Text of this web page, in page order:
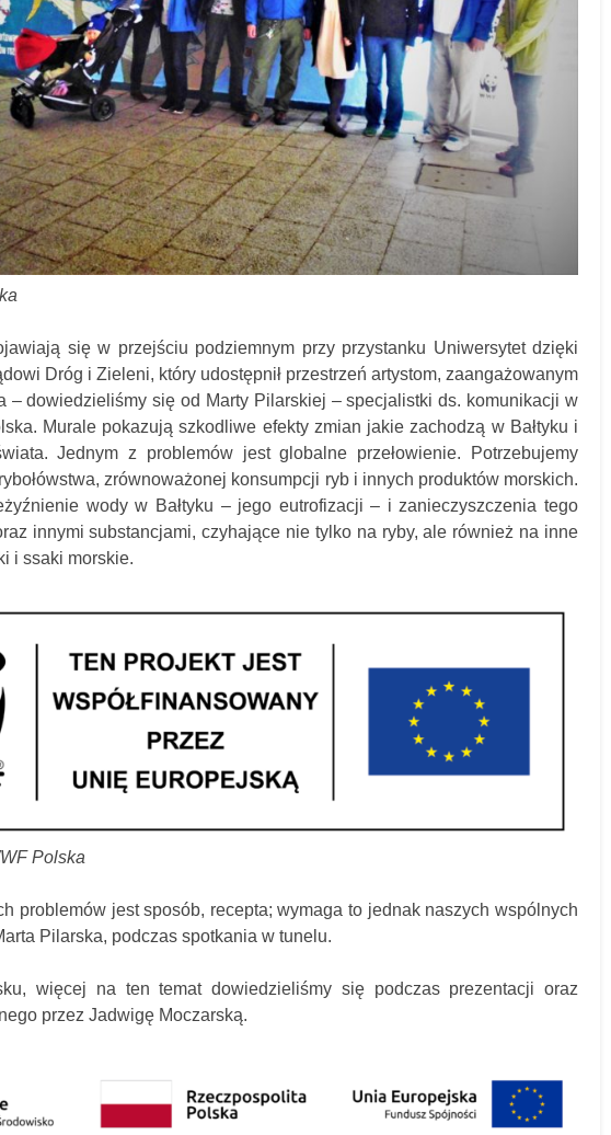
się w przejściu podziemnym przy przystanku Uniwersytet dzięki
Dróg i Zieleni, który udostępnił przestrzeń artystom, zaangażowanym
– dowiedzieliśmy się od Marty Pilarskiej – specjalistki ds. komunikacji w
Murale pokazują szkodliwe efekty zmian jakie zachodzą w Bałtyku i
Jednym z problemów jest globalne przełowienie. Potrzebujemy
zrównoważonej konsumpcji ryb i innych produktów morskich.
wody w Bałtyku – jego eutrofizacji – i zanieczyszczenia tego
innymi substancjami, czyhające nie tylko na ryby, ale również na inne
i ssaki morskie.
Polska
problemów jest sposób, recepta; wymaga to jednak naszych wspólnych
Pilarska, podczas spotkania w tunelu.
więcej na ten temat dowiedzieliśmy się podczas prezentacji oraz
przez Jadwigę Moczarską.